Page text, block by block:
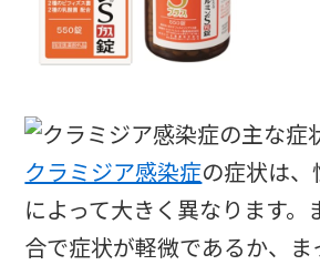
クラミジア感染症の症状は
によって大きく異なります。
合で症状が軽微であるか、